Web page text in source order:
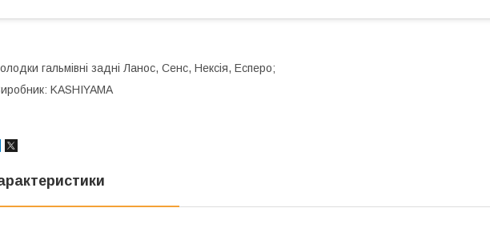
гальмівні задні Ланос, Сенс, Нексія, Есперо;
KASHIYAMA